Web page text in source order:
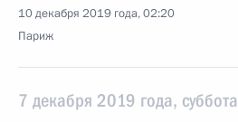
10 декабря 2019 года, 02:20
Париж
7 декабря 2019 года, суббота